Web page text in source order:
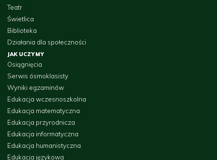
Teatr
Świetlica
Biblioteka
Działania dla społeczności
JAK UCZYMY
Osiągnięcia
Serwis ósmoklasisty
Wyniki egzaminów
Edukacja wczesnoszkolna
Edukacja matematyczna
Edukacja przyrodnicza
Edukacja informatyczna
Edukacja humanistyczna
Edukacja językowa